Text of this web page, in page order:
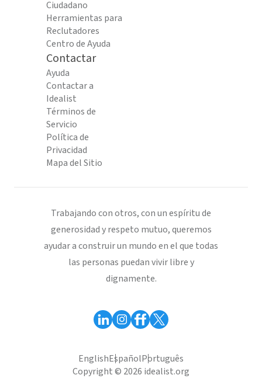
Ciudadano
Herramientas para
Reclutadores
Centro de Ayuda
Contactar
Ayuda
Contactar a
Idealist
Términos de
Servicio
Política de
Privacidad
Mapa del Sitio
Trabajando con otros, con un espíritu de
generosidad y respeto mutuo, queremos
ayudar a construir un mundo en el que todas
las personas puedan vivir libre y
dignamente.
EnglishEspañolPortuguês
Copyright © 2026 idealist.org